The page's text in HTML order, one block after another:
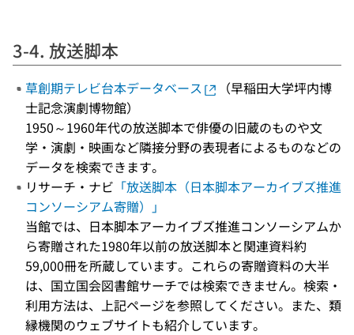
3-4. 放送脚本
草創期テレビ台本データベース
（早稲田大学坪内博
士記念演劇博物館）
1950～1960年代の放送脚本で俳優の旧蔵のものや文
学・演劇・映画など隣接分野の表現者によるものなどの
データを検索できます。
リサーチ・ナビ 「放送脚本（日本脚本アーカイブズ推進
コンソーシアム寄贈）」
当館では、日本脚本アーカイブズ推進コンソーシアムか
ら寄贈された1980年以前の放送脚本と関連資料約
59,000冊を所蔵しています。これらの寄贈資料の大半
は、国立国会図書館サーチでは検索できません。検索・
利用方法は、上記ページを参照してください。また、類
縁機関のウェブサイトも紹介しています。